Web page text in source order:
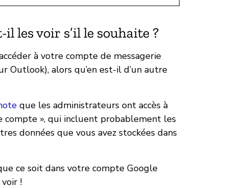
les voir s’il le souhaite ?
à votre compte de messagerie
Outlook), alors qu’en est-il d’un autre
que les administrateurs ont accès à
compte », qui incluent probablement les
données que vous avez stockées dans
ce soit dans votre compte Google
!